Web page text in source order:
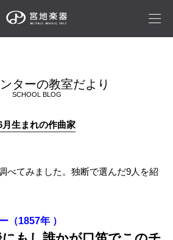
ターの教室だより
SCHOOL BLOG
月生まれの作曲家
べてみました。独断で選んだ9人を紹
（1857年 ）